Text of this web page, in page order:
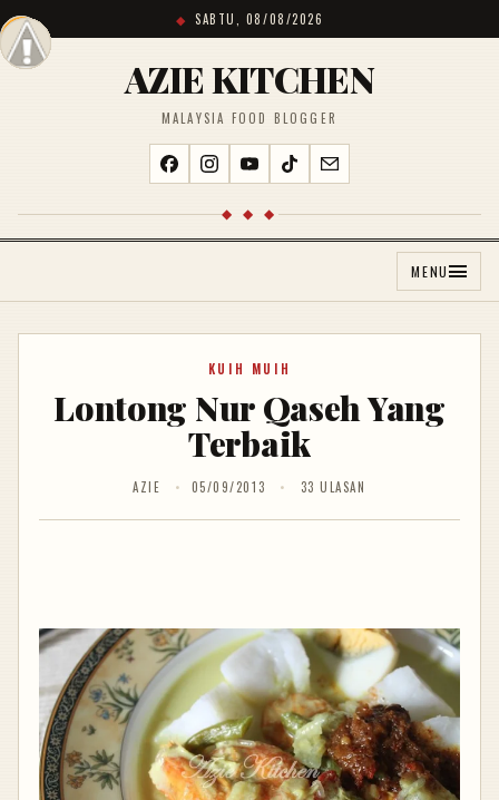
SABTU, 08/08/2026
AZIE KITCHEN
MALAYSIA FOOD BLOGGER
◆ ◆ ◆
MENU
KUIH MUIH
Lontong Nur Qaseh Yang
Terbaik
AZIE 05/09/2013 33 ULASAN